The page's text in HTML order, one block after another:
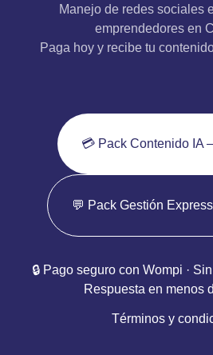
Manejo de redes sociales
emprendedores en
Paga hoy y recibe tu
💳 Pack Contenido IA
💬 Pack Gestión
🔒 Pago seguro con Wompi ·
Respuesta en menos
Términos y